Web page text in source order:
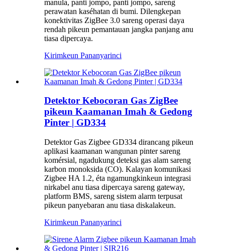
manula, panti jompo, panti jompo, sareng
perawatan kaséhatan di bumi. Dilengkepan
konektivitas ZigBee 3.0 sareng operasi daya
rendah pikeun pemantauan jangka panjang anu
tiasa dipercaya.
Kirimkeun Pananyarinci
Detektor Kebocoran Gas ZigBee
pikeun Kaamanan Imah & Gedong
Pinter | GD334
Detektor Gas Zigbee GD334 dirancang pikeun
aplikasi kaamanan wangunan pinter sareng
komérsial, ngadukung deteksi gas alam sareng
karbon monoksida (CO). Kalayan komunikasi
Zigbee HA 1.2, éta ngamungkinkeun integrasi
nirkabel anu tiasa dipercaya sareng gateway,
platform BMS, sareng sistem alarm terpusat
pikeun panyebaran anu tiasa diskalakeun.
Kirimkeun Pananyarinci